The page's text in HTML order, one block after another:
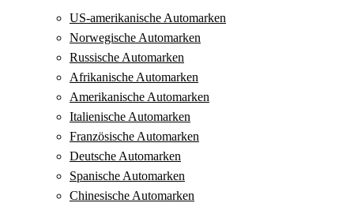
US-amerikanische Automarken
Norwegische Automarken
Russische Automarken
Afrikanische Automarken
Amerikanische Automarken
Italienische Automarken
Französische Automarken
Deutsche Automarken
Spanische Automarken
Chinesische Automarken